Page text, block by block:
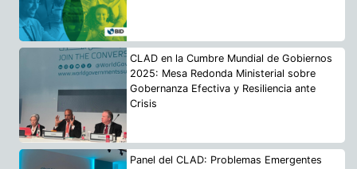
CLAD en la Cumbre Mundial de Gobiernos
2025: Mesa Redonda Ministerial sobre
Gobernanza Efectiva y Resiliencia ante
Crisis
Panel del CLAD: Problemas Emergentes